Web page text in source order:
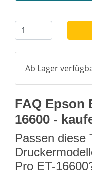
Ab Lager
FAQ Epson
16600 -
Passen diese
Pro ET-